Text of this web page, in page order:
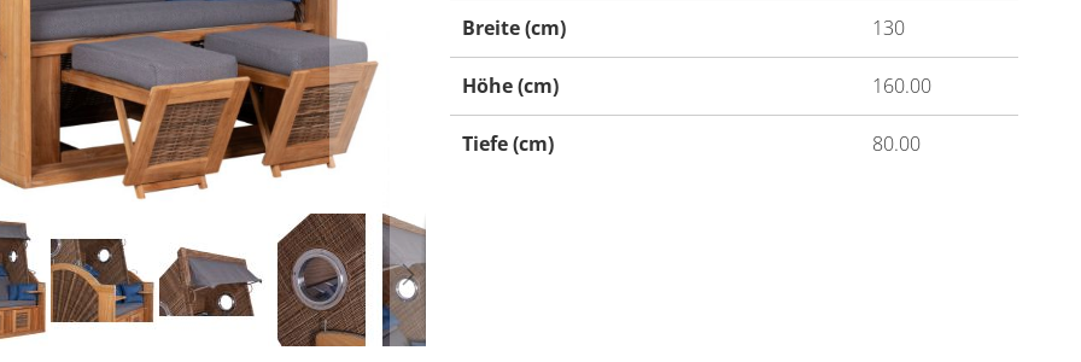
Breite (cm) 130
Höhe (cm) 160.00
Tiefe (cm) 80.00